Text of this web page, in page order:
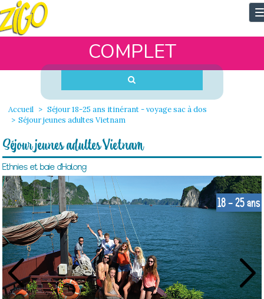
COMPLET
Accueil
Séjour 18-25 ans itinérant - voyage sac à dos
Séjour jeunes adultes Vietnam
Séjour jeunes adultes Vietnam
Ethnies et baie d'Halong
18 - 25 ans